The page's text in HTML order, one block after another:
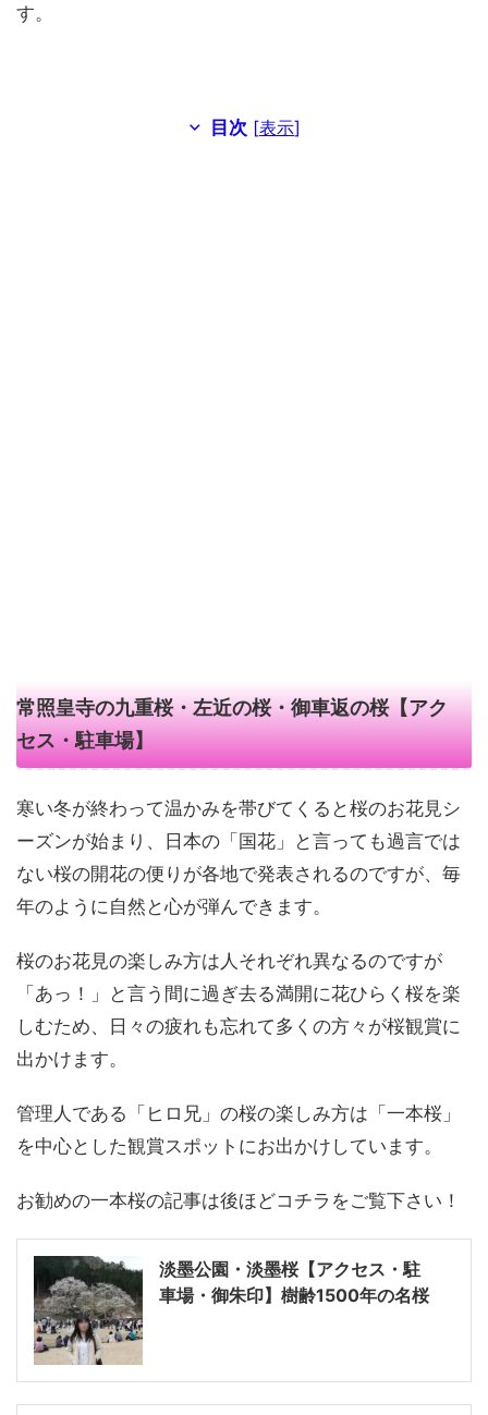
す。
目次 [表示]
常照皇寺の九重桜・左近の桜・御車返の桜【アク
セス・駐車場】
寒い冬が終わって温かみを帯びてくると桜のお花見シ
ーズンが始まり、日本の「国花」と言っても過言では
ない桜の開花の便りが各地で発表されるのですが、毎
年のように自然と心が弾んできます。
桜のお花見の楽しみ方は人それぞれ異なるのですが
「あっ！」と言う間に過ぎ去る満開に花ひらく桜を楽
しむため、日々の疲れも忘れて多くの方々が桜観賞に
出かけます。
管理人である「ヒロ兄」の桜の楽しみ方は「一本桜」
を中心とした観賞スポットにお出かけしています。
お勧めの一本桜の記事は後ほどコチラをご覧下さい！
淡墨公園・淡墨桜【アクセス・駐
車場・御朱印】樹齢1500年の名桜